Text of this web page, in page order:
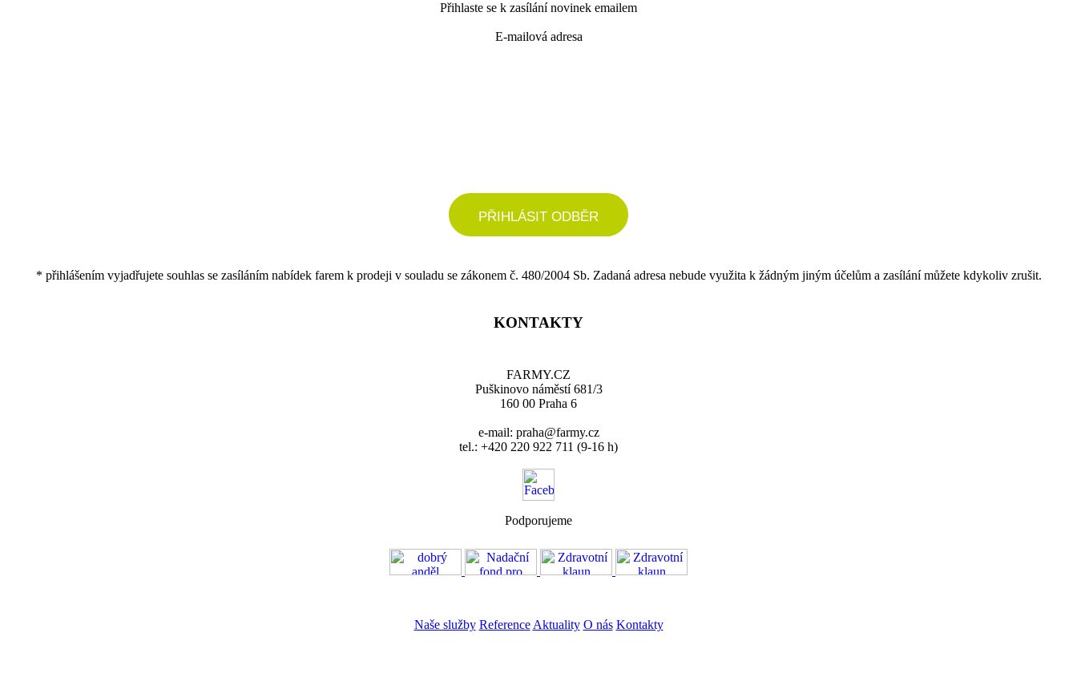
Přihlaste se k zasílání novinek emailem
E-mailová adresa
PŘIHLÁSIT ODBĚR
* přihlášením vyjadřujete souhlas se zasíláním nabídek farem k prodeji v souladu se zákonem č. 480/2004 Sb. Zadaná adresa nebude využita k žádným jiným účelům a zasílání můžete kdykoliv zrušit.
KONTAKTY
FARMY.CZ
Puškinovo náměstí 681/3
160 00 Praha 6
e-mail: praha@farmy.cz
tel.: +420 220 922 711 (9-16 h)
Podporujeme
Naše služby Reference Aktuality O nás Kontakty